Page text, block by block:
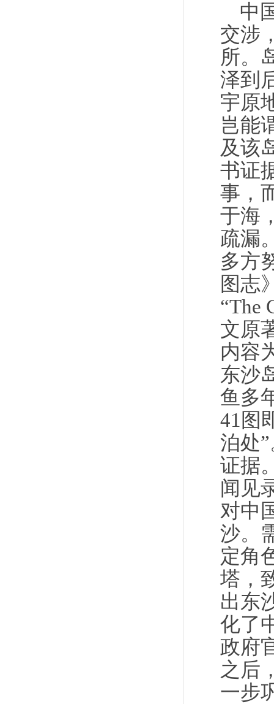
中
交涉
所。
泽到
宇原
岂能
及该
书证
事，
于海
疏漏
多方
图志
“The
文原
内容
东沙
鱼多
41图
泊处
证据
闻见
对中
沙。
定角
塔，
出东
化了
政府
之后
一步